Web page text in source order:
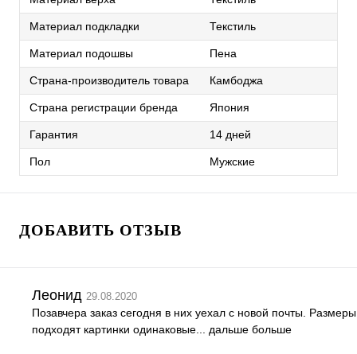
Материал подкладки Текстиль
Материал подошвы Пена
Страна-производитель товара Камбоджа
Страна регистрации бренда Япония
Гарантия 14 дней
Пол Мужские
ДОБАВИТЬ ОТЗЫВ
Леонид 29.08.2020
Позавчера заказ сегодня в них уехал с новой почты. Размеры
подходят картинки одинаковые... дальше больше